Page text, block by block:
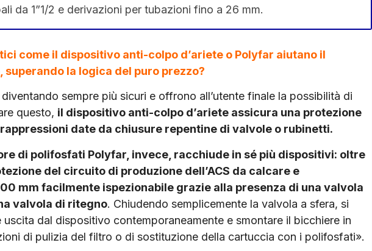
da 1”1/2 e derivazioni per tubazioni fino a 26 mm.
come il dispositivo anti-colpo d’ariete o Polyfar aiutano il
la logica del puro prezzo?
sempre più sicuri e offrono all’utente finale la possibilità di
questo, il dispositivo anti-colpo d’ariete assicura una protezione
date da chiusure repentine di valvole o rubinetti.
di polifosfati Polyfar, invece, racchiude in sé più dispositivi: oltre
del circuito di produzione dell’ACS da calcare e
mm facilmente ispezionabile grazie alla presenza di una valvola
valvola di ritegno. Chiudendo semplicemente la valvola a sfera, si
dal dispositivo contemporaneamente e smontare il bicchiere in
di pulizia del filtro o di sostituzione della cartuccia con i polifosfati».